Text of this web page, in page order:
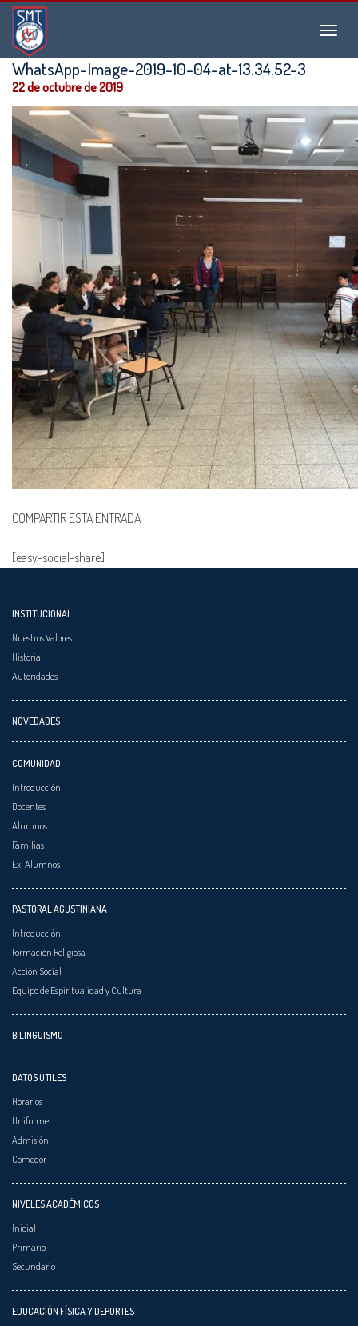
Menu
Instituto
San
Martín
de
Tours
WhatsApp-Image-2019-10-04-at-13.34.52-3
22 de octubre de 2019
COMPARTIR ESTA ENTRADA
[easy-social-share]
INSTITUCIONAL
Nuestros Valores
Historia
Autoridades
NOVEDADES
COMUNIDAD
Introducción
Docentes
Alumnos
Familias
Ex-Alumnos
PASTORAL AGUSTINIANA
Introducción
Formación Religiosa
Acción Social
Equipo de Espiritualidad y Cultura
BILINGUISMO
DATOS ÚTILES
Horarios
Uniforme
Admisión
Comedor
NIVELES ACADÉMICOS
Inicial
Primario
Secundario
EDUCACIÓN FÍSICA Y DEPORTES